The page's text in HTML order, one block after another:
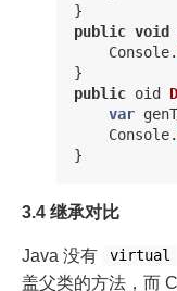
}
public void
Console.
}
public oid
var
Console.
}
3.4 继承对比
Java 没有 virtual
盖父类的方法，而